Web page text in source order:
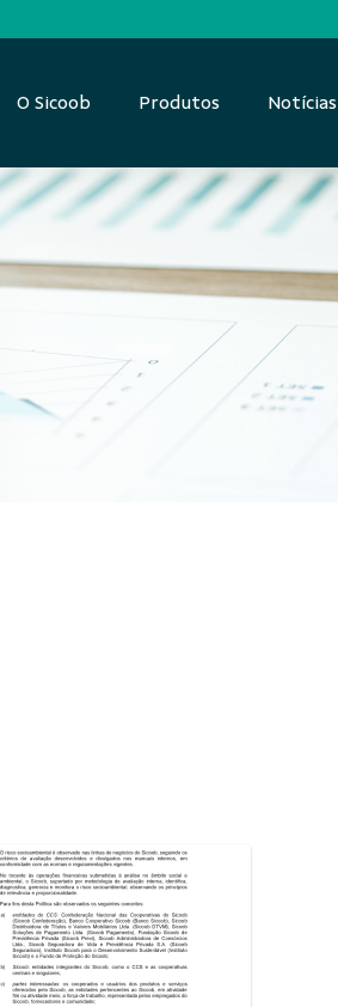
O Sicoob Produtos Notícias